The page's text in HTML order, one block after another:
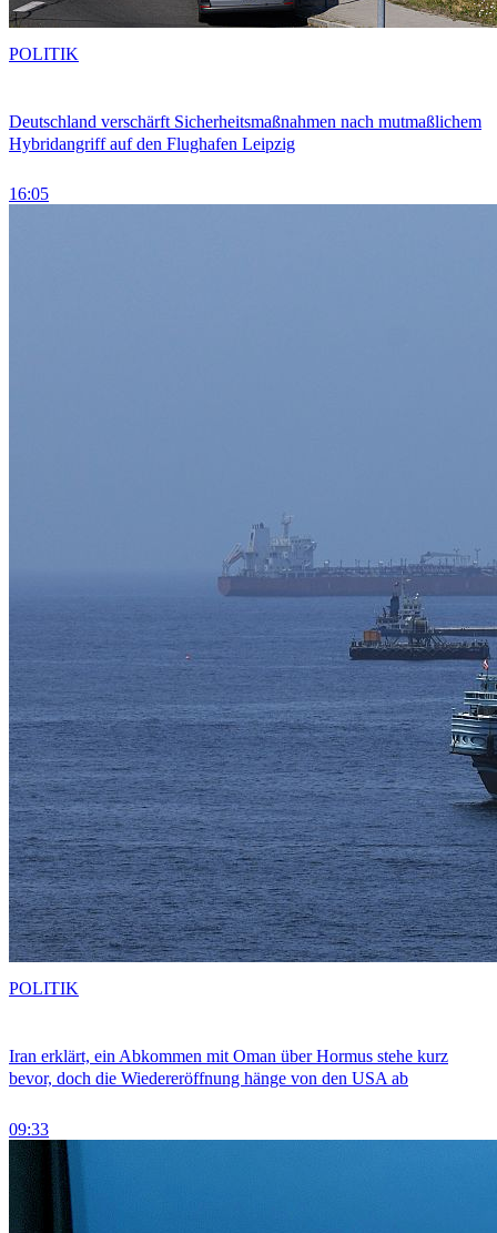
Deutschland verschärft Sicherheitsmaßnahmen nach mutmaßlichem
Hybridangriff auf den Flughafen Leipzig
16:05
POLITIK
Iran erklärt, ein Abkommen mit Oman über Hormus stehe kurz
bevor, doch die Wiedereröffnung hänge von den USA ab
09:33
POLITIK